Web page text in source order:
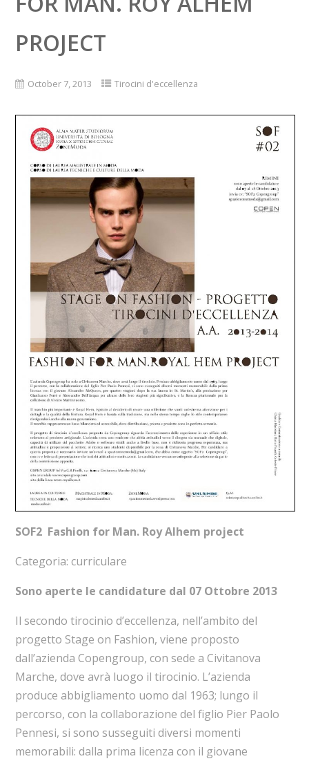
PROJECT
October 7, 2013 Tirocini d'eccellenza
SOF2 Fashion for Man. Roy Alhem project
Categoria: curriculare
Sono aperte le candidature dal 07 Ottobre 2013
Il secondo tirocinio d’eccellenza, nell’ambito del
progetto Stage on Fashion, viene proposto
dall’azienda Copengroup, con sede a Civitanova
Marche, dove avrà luogo il tirocinio. L’azienda
produce abbigliamento uomo dal 1963; lungo il
percorso, con la collaborazione del figlio Pier Paolo
Pennesi, si sono susseguiti diversi momenti
memorabili: dalla prima licenza con il giovane